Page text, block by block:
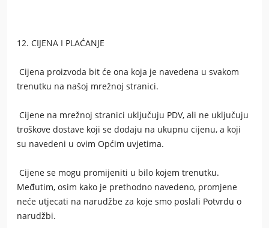
12. CIJENA I PLAĆANJE
Cijena proizvoda bit će ona koja je navedena u svakom
trenutku na našoj mrežnoj stranici.
Cijene na mrežnoj stranici uključuju PDV, ali ne uključuju
troškove dostave koji se dodaju na ukupnu cijenu, a koji
su navedeni u ovim Općim uvjetima.
Cijene se mogu promijeniti u bilo kojem trenutku.
Međutim, osim kako je prethodno navedeno, promjene
neće utjecati na narudžbe za koje smo poslali Potvrdu o
narudžbi.